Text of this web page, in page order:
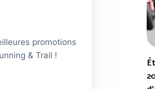
promotions
& Trail !